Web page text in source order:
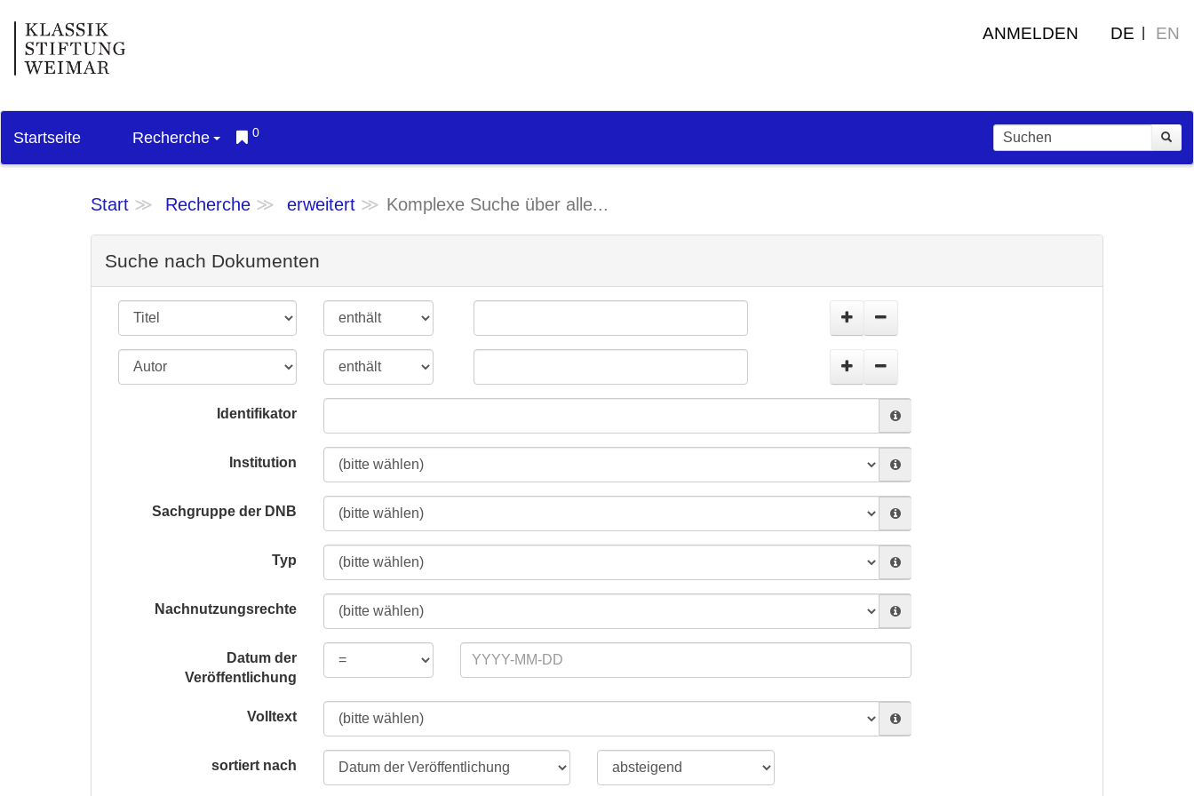
ANMELDEN DE EN
Startseite Recherche 0
Start Recherche erweitert Komplexe Suche über alle...
Suche nach Dokumenten
Identifikator
Institution
Sachgruppe der DNB
Typ
Nachnutzungsrechte
Datum der
Veröffentlichung
Volltext
sortiert nach